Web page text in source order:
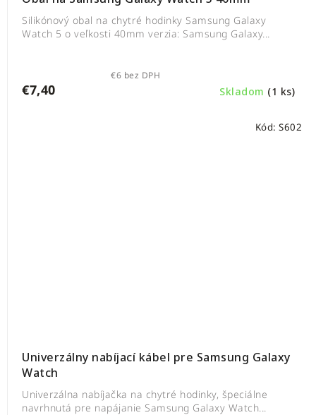
Skladom (1 ks)
€6 bez DPH
€7,40
Silikónový obal na chytré hodinky Samsung Galaxy
Watch 5 o veľkosti 40mm verzia: Samsung Galaxy...
Univerzálny nabíjací kábel pre Samsung Galaxy
Watch
Univerzálna nabíjačka na chytré hodinky, špeciálne
navrhnutá pre napájanie Samsung Galaxy Watch...
Kód: S602